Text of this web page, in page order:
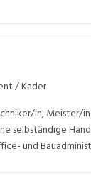
/ Kader
in,
selbständige
und